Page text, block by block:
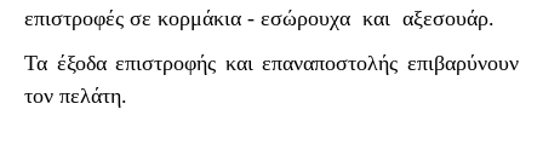
επιστροφές σε κορμάκια - εσώρουχα και αξεσουάρ.
Τα έξοδα επιστροφής και επαναποστολής επιβαρύνουν
τον πελάτη.